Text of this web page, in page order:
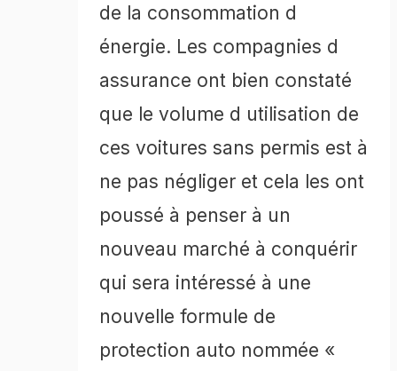
de la consommation d
énergie. Les compagnies d
assurance ont bien constaté
que le volume d utilisation de
ces voitures sans permis est à
ne pas négliger et cela les ont
poussé à penser à un
nouveau marché à conquérir
qui sera intéressé à une
nouvelle formule de
protection auto nommée «